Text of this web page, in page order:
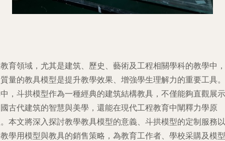
育領域，尤其是建筑、歷史、藝術及工程相關學科的教學中，
量的教具模型是提升教學效果、增強學生理解力的重要工具。
，斗拱模型作為一種經典的建筑結構教具，不僅能夠直觀展示
古代建筑的智慧與美學，還能在現代工程教育中闡釋力學原
本文將深入探討教學教具模型的意義、斗拱模型的定制服務以
學用模型與教具的銷售策略，為教育工作者、學校采購及模型